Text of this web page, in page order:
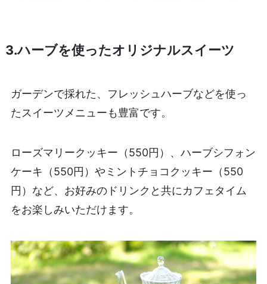
3.ハーブを使ったオリジナルスイーツ
ガーデンで採れた、フレッシュハーブなどを使っ
たスイーツメニューも豊富です。
ローズマリークッキー（550円）、ハーブシフォン
ケーキ（550円）やミントチョコクッキー（550
円）など、お好みのドリンクと共にカフェタイム
をお楽しみいただけます。